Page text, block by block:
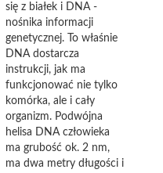
się z białek i DNA -
nośnika informacji
genetycznej. To właśnie
DNA dostarcza
instrukcji, jak ma
funkcjonować nie tylko
komórka, ale i cały
organizm. Podwójna
helisa DNA człowieka
ma grubość ok. 2 nm,
ma dwa metry długości i